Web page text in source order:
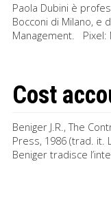
Paola Dubini è
Bocconi di Milano, e
Management. Pixel:
Cost
Beniger J.R., The
Press, 1986 (trad. it.
Beniger tradisce